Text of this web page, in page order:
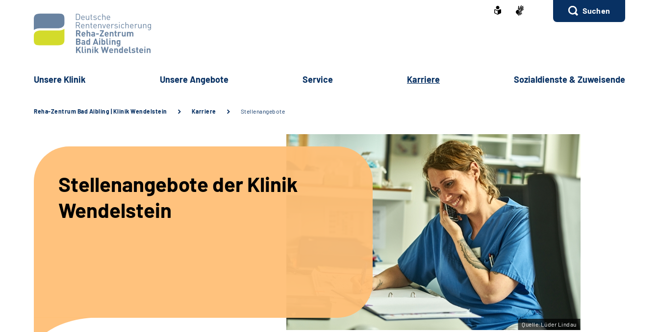
Suchen
Unsere Klinik Unsere Angebote Service Karriere Sozialdienste & Zuweisende
Reha-Zentrum Bad Aibling | Klinik Wendelstein Karriere Stellenangebote
Stellenangebote der Klinik
Wendelstein
Quelle:Lüder Lindau